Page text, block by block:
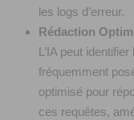
les logs d’erreur.
Rédaction
L’IA peut
fréquemment
optimisé pour
ces requêtes,